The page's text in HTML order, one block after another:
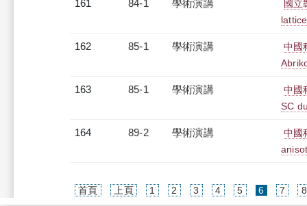
161 84-1 學術演講
國立
lattice
162 85-1 學術演講
中國
163 85-1 學術演講
中國
SC
164 89-2 學術演講
中國
首頁 上頁 1 2 3 4 5 6(current)
7 8